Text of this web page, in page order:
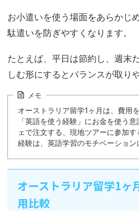
お小遣いを使う場面をあらかじ
駄遣いを防ぎやすくなります。
たとえば、平日は節約し、週末
しむ形にするとバランスが取り
メモ
オーストラリア留学1ヶ月は、費用
「英語を使う経験」にお金を使う
ェで注文する、現地ツアーに参加
経験は、英語学習のモチベーション
オーストラリア留学1ヶ
用比較